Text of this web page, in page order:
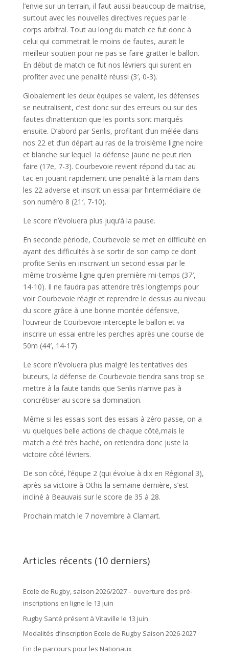
l’envie sur un terrain, il faut aussi beaucoup de maitrise,
surtout avec les nouvelles directives reçues par le
corps arbitral. Tout au long du match ce fut donc à
celui qui commetrait le moins de fautes, aurait le
meilleur soutien pour ne pas se faire gratter le ballon.
En début de match ce fut nos lévriers qui surent en
profiter avec une penalité réussi (3′, 0-3).
Globalement les deux équipes se valent, les défenses
se neutralisent, c’est donc sur des erreurs ou sur des
fautes d’inattention que les points sont marqués
ensuite. D’abord par Senlis, profitant d’un mélée dans
nos 22 et d’un départ au ras de la troisième ligne noire
et blanche sur lequel la défense jaune ne peut rien
faire (17e, 7-3). Courbevoie revient répond du tac au
tac en jouant rapidement une penalité à la main dans
les 22 adverse et inscrit un essai par l’intermédiaire de
son numéro 8 (21′, 7-10).
Le score n’évoluera plus juqu’à la pause.
En seconde période, Courbevoie se met en difficulté en
ayant des difficultés à se sortir de son camp ce dont
profite Senlis en inscrivant un second essai par le
même troisième ligne qu’en première mi-temps (37′,
14-10). Il ne faudra pas attendre très longtemps pour
voir Courbevoie réagir et reprendre le dessus au niveau
du score grâce à une bonne montée défensive,
l’ouvreur de Courbevoie intercepte le ballon et va
inscrire un essai entre les perches après une course de
50m (44′, 14-17)
Le score n’évoluera plus malgré les tentatives des
buteurs, la défense de Courbevoie tiendra sans trop se
mettre à la faute tandis que Senlis n’arrive pas à
concrétiser au score sa domination.
Même si les essais sont des essais à zéro passe, on a
vu quelques belle actions de chaque côté,mais le
match a été très haché, on retiendra donc juste la
victoire côté lévriers.
De son côté, l’équpe 2 (qui évolue à dix en Régional 3),
après sa victoire à Othis la semaine dernière, s’est
incliné à Beauvais sur le score de 35 à 28.
Prochain match le 7 novembre à Clamart.
Articles récents (10 derniers)
Ecole de Rugby, saison 2026/2027 – ouverture des pré-
inscriptions en ligne le 13 juin
Rugby Santé présent à Vitaville le 13 juin
Modalités d’inscription Ecole de Rugby Saison 2026-2027
Fin de parcours pour les Nationaux